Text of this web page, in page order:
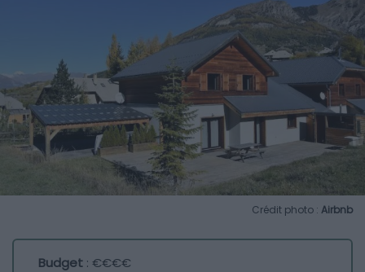
Crédit photo : Airbnb
Budget : €€€€